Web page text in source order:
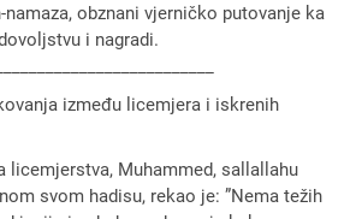
namaza, obznani vjerničko putovanje ka
i nagradi.
između licemjera i iskrenih
licemjerstva, Muhammed, sallallahu
svom hadisu, rekao je: ”Nema težih